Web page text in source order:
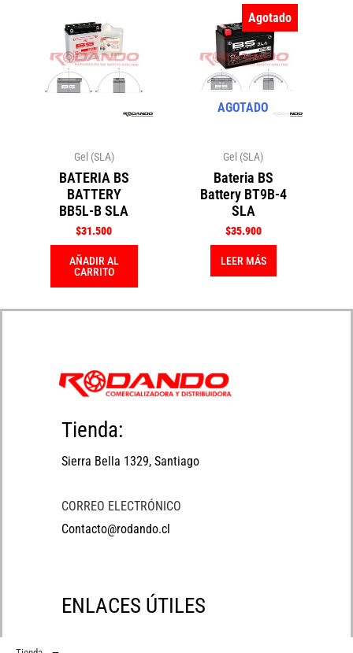
Gel (SLA)
BATERIA BS
BATTERY
BB5L-B SLA
$31.500
AÑADIR AL
CARRITO
Agotado
AGOTADO
Gel (SLA)
Bateria BS
Battery BT9B-4
SLA
$35.900
LEER MÁS
Tienda:
Sierra Bella 1329, Santiago
CORREO ELECTRÓNICO
Contacto@rodando.cl
ENLACES ÚTILES